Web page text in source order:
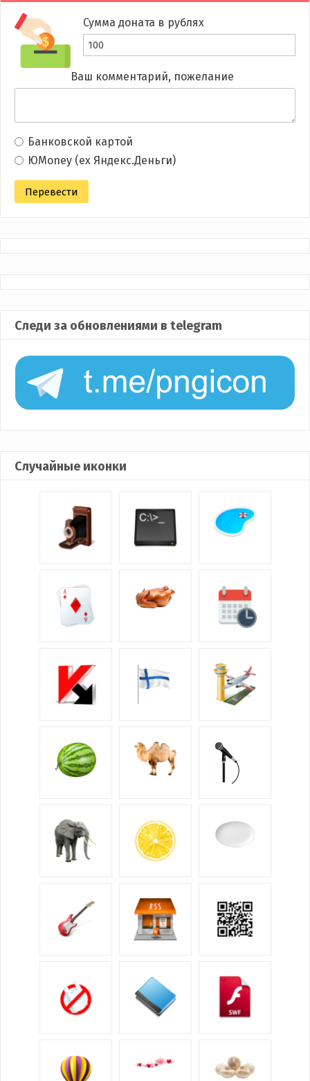
Сумма доната в рублях
Ваш комментарий, пожелание
Банковской картой
ЮMoney (ex Яндекс.Деньги)
Следи за обновлениями в telegram
Случайные иконки